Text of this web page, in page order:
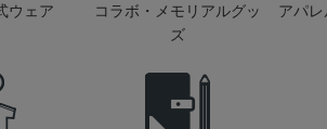
ウェア
コラボ・メモリアルグッ
ズ
アパ